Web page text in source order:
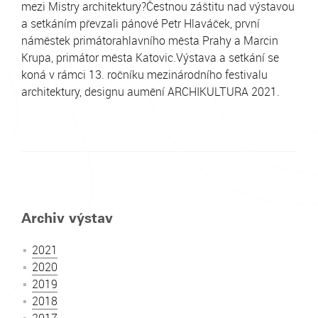
mezi Mistry architektury?Čestnou záštitu nad výstavou
a setkáním převzali pánové Petr Hlaváček, první
náměstek primátorahlavního města Prahy a Marcin
Krupa, primátor města Katovic.Výstava a setkání se
koná v rámci 13. ročníku mezinárodního festivalu
architektury, designu aumění ARCHIKULTURA 2021.
Archiv výstav
2021
2020
2019
2018